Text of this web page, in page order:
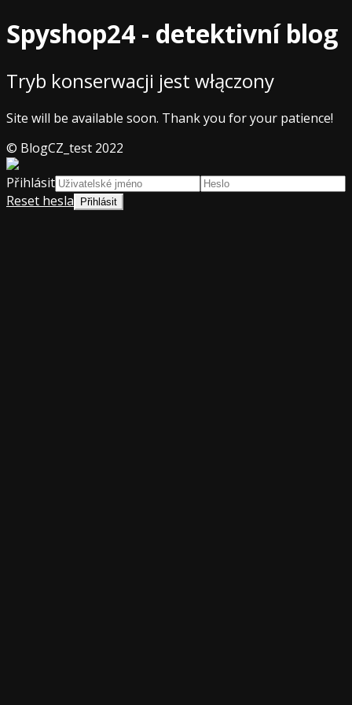
Spyshop24 - detektivní blog
Tryb konserwacji jest włączony
Site will be available soon. Thank you for your patience!
© BlogCZ_test 2022
Přihlásit
Reset hesla